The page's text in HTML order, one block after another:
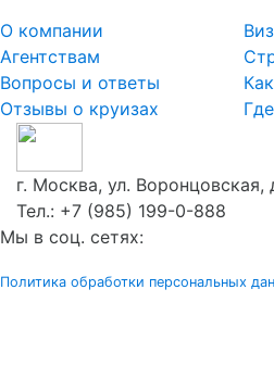
О компании
Агентствам
Вопросы и ответы
Отзывы о круизах
г. Москва, ул. Воронцовская,
Тел.: +7 (985) 199-0-888
Мы в соц. сетях:
Политика обработки персональных